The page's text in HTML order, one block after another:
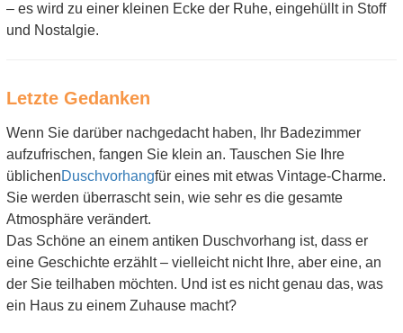
– es wird zu einer kleinen Ecke der Ruhe, eingehüllt in Stoff
und Nostalgie.
Letzte Gedanken
Wenn Sie darüber nachgedacht haben, Ihr Badezimmer
aufzufrischen, fangen Sie klein an. Tauschen Sie Ihre
üblichenDuschvorhangfür eines mit etwas Vintage-Charme.
Sie werden überrascht sein, wie sehr es die gesamte
Atmosphäre verändert.
Das Schöne an einem antiken Duschvorhang ist, dass er
eine Geschichte erzählt – vielleicht nicht Ihre, aber eine, an
der Sie teilhaben möchten. Und ist es nicht genau das, was
ein Haus zu einem Zuhause macht?